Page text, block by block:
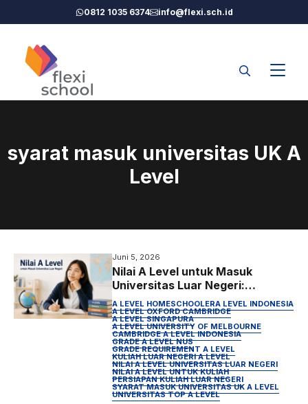
ke
0812 1035 6374 info@flexi.sch.id
syarat masuk universitas UK A
Level
Juni 5, 2026
Nilai A Level untuk Masuk
Universitas Luar Negeri:
Panduan Lengkap 2026
A LEVEL HOMESCHOOLERA LEVEL INDONESIA
A LEVEL OXFORD CAMBRIDGE
A LEVEL SINGAPURA
A LEVEL UNIVERSITY OF MELBOURNE
CAMBRIDGE A LEVEL INDONESIA
GRADE A LEVEL NUS
GRADE REQUIREMENT A LEVEL
KULIAH LUAR NEGERI A LEVEL
NILAI A LEVEL UNIVERSITAS LUAR NEGERI
NILAI A LEVEL UNTUK KULIAH
PERSIAPAN KULIAH LUAR NEGERI
SYARAT MASUK UNIVERSITAS UK A LEVEL
UNIVERSITAS TOP A LEVEL